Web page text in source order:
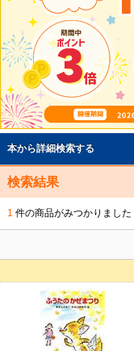
本から詳細検索する
検索結果
1 件の商品がみつかりました